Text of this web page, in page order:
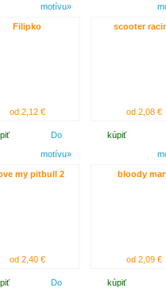
motívu»
Filipko
od 2,12 €
Do
motívu»
scooter
od 2,08 €
kúpiť
my pitbull 2
od 2,40 €
Do
bloody
od 2,09 €
kúpiť